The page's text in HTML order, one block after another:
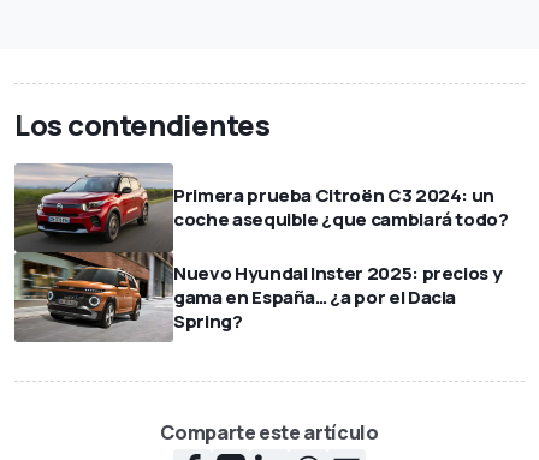
Los contendientes
Primera prueba Citroën C3 2024: un
coche asequible ¿que cambiará todo?
Nuevo Hyundai Inster 2025: precios y
gama en España… ¿a por el Dacia
Spring?
Comparte este artículo